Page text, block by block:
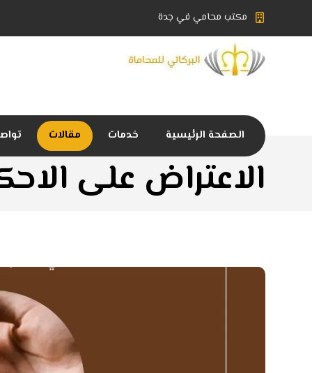
مكتب محامي في جدة
الصفحة الرئيسية خدمات مقالات
الاعتراض على